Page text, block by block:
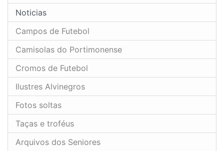
Noticias
Campos de Futebol
Camisolas do Portimonense
Cromos de Futebol
Ilustres Alvinegros
Fotos soltas
Taças e troféus
Arquivos dos Seniores